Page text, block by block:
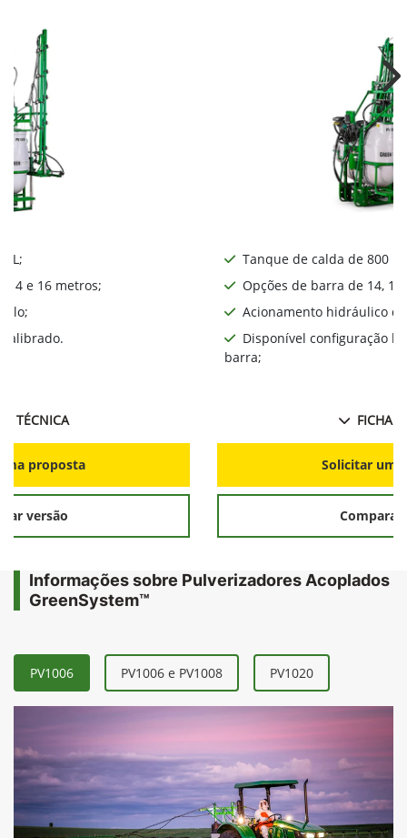
L;
14 e 16 metros;
TÉCNICA
proposta
versão
Tanque de calda de 800 L;
Opções de barra de 14,
Acionamento hidráulico
Disponível configuração
barra;
FICHA
Solicitar
Comparar
Informações sobre Pulverizadores Acoplados
GreenSystem™
PV1006 PV1006 e PV1008 PV1020